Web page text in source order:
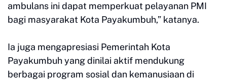
ambulans ini dapat memperkuat pelayanan PMI
bagi masyarakat Kota Payakumbuh,” katanya.
Ia juga mengapresiasi Pemerintah Kota
Payakumbuh yang dinilai aktif mendukung
berbagai program sosial dan kemanusiaan di